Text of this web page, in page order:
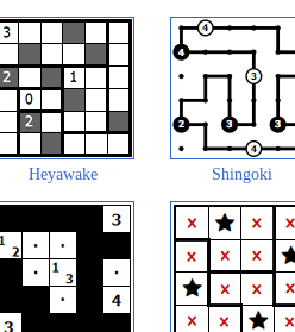
Heyawake Shingoki